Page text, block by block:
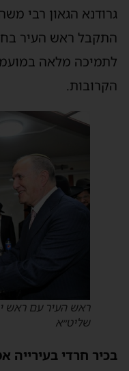
הגאון רבי משה
ראש העיר
מלאה
ראש העיר עם ראש
שליט״א
חרדי בעירייה